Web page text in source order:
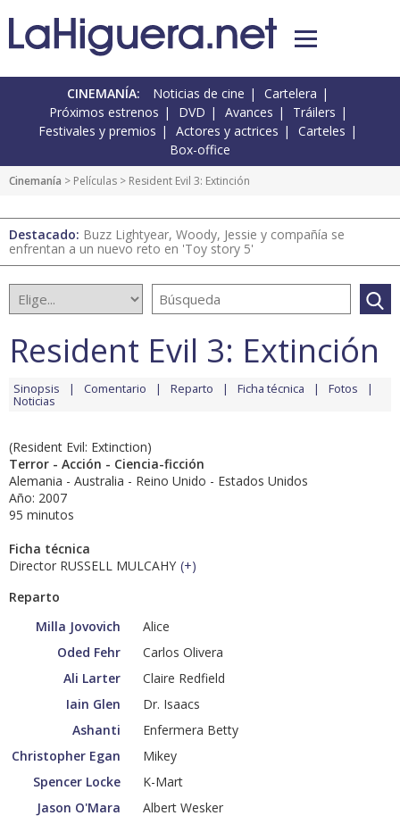
CINEMANÍA: Noticias de cine
Cartelera
Próximos estrenos
DVD Avances
Tráilers
Festivales y premios
Actores y actrices
Carteles
Box-office
Cinemanía > Películas > Resident Evil 3: Extinción
Destacado: Buzz Lightyear, Woody, Jessie y compañía se
enfrentan a un nuevo reto en 'Toy story 5'
Resident Evil 3: Extinción
Sinopsis Comentario Reparto Ficha técnica Fotos
Noticias
(Resident Evil: Extinction)
Terror - Acción - Ciencia-ficción
Alemania - Australia - Reino Unido - Estados Unidos
Año: 2007
95 minutos
Ficha técnica
Director RUSSELL MULCAHY (+)
Reparto
Milla Jovovich
Alice
Oded Fehr
Carlos Olivera
Ali Larter
Claire Redfield
Iain Glen
Dr. Isaacs
Ashanti
Enfermera Betty
Christopher Egan
Mikey
Spencer Locke
K-Mart
Jason O'Mara
Albert Wesker